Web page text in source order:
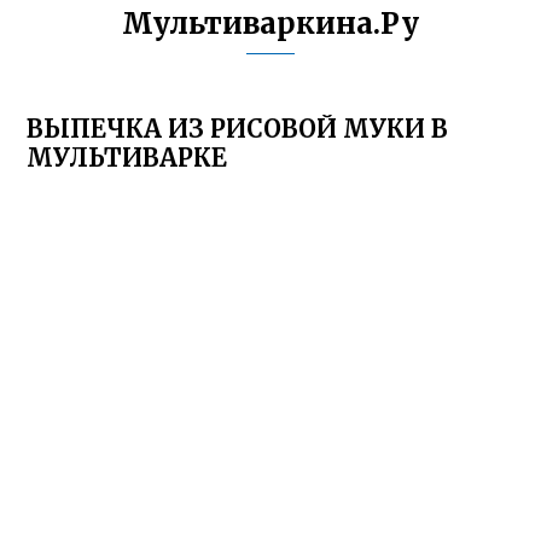
Мультиваркина.Ру
ВЫПЕЧКА ИЗ РИСОВОЙ МУКИ В
МУЛЬТИВАРКЕ